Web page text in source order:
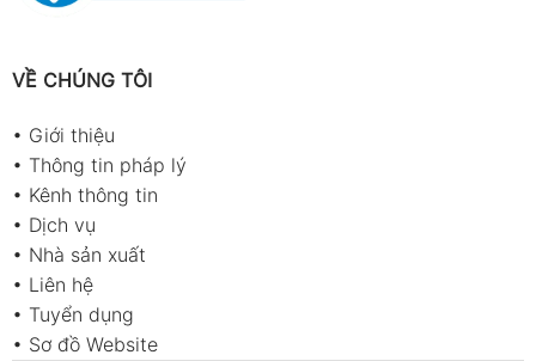
VỀ CHÚNG TÔI
• Giới thiệu
• Thông tin pháp lý
• Kênh thông tin
• Dịch vụ
• Nhà sản xuất
• Liên hệ
• Tuyển dụng
• Sơ đồ Website